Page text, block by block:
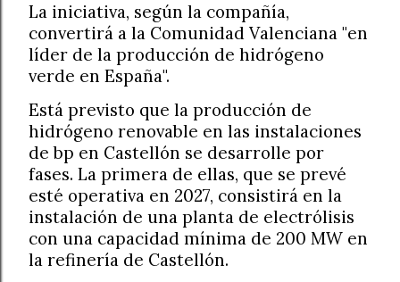
La iniciativa, según la compañía,
convertirá a la Comunidad Valenciana "en
líder de la producción de hidrógeno
verde en España".
Está previsto que la producción de
hidrógeno renovable en las instalaciones
de bp en Castellón se desarrolle por
fases. La primera de ellas, que se prevé
esté operativa en 2027, consistirá en la
instalación de una planta de electrólisis
con una capacidad mínima de 200 MW en
la refinería de Castellón.